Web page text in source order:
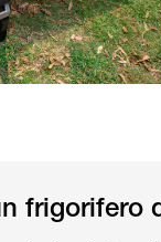
frigorifero